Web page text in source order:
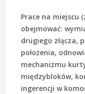
Prace na miejscu
obejmować:
drugiego złącza,
położenia,
mechanizmu
międzybloków,
ingerencji w